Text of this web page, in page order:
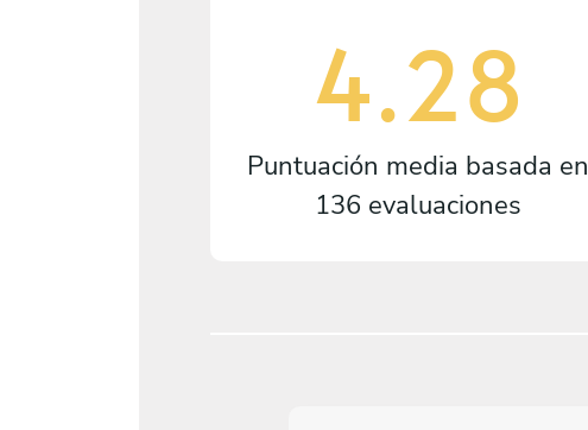
4.28
Puntuación media basada en
136 evaluaciones